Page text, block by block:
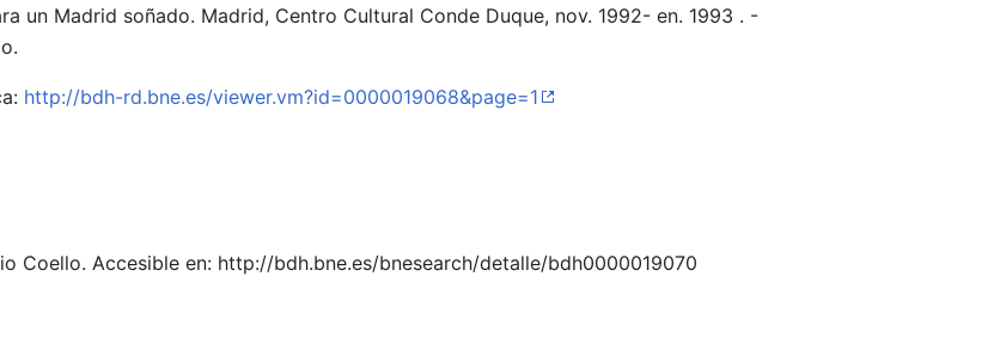
un Madrid soñado. Madrid, Centro Cultural Conde Duque, nov. 1992- en. 1993 . -
http://bdh-rd.bne.es/viewer.vm?id=0000019068&page=1
Coello. Accesible en: http://bdh.bne.es/bnesearch/detalle/bdh0000019070